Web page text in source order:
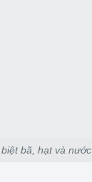
bã, hạt và nước